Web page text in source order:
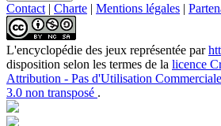
Contact | Charte | Mentions légales |
L'encyclopédie des jeux représentée par
disposition selon les termes de la licence
Attribution - Pas d'Utilisation
3.0 non transposé .